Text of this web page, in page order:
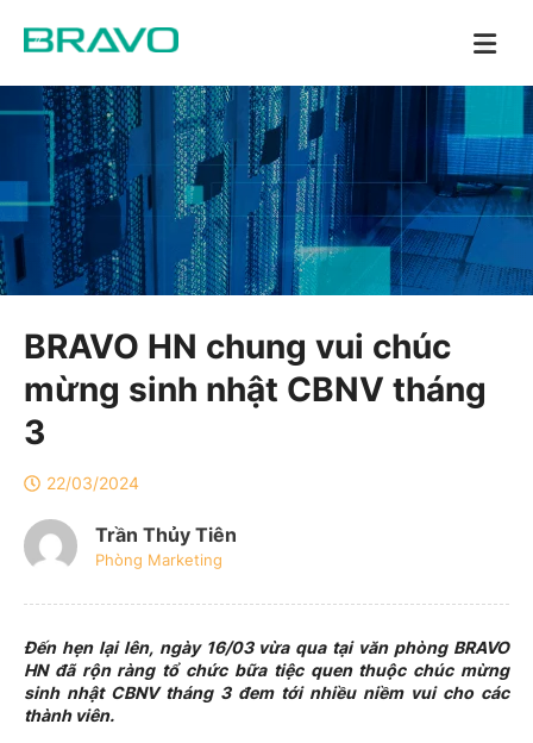
BRAVO HN chung vui chúc
mừng sinh nhật CBNV tháng
3
22/03/2024
Trần Thủy Tiên
Phòng Marketing
Đến hẹn lại lên, ngày 16/03 vừa qua tại văn phòng BRAVO
HN đã rộn ràng tổ chức bữa tiệc quen thuộc chúc mừng
sinh nhật CBNV tháng 3 đem tới nhiều niềm vui cho các
thành viên.